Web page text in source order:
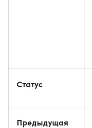
Статус
Предыдущая